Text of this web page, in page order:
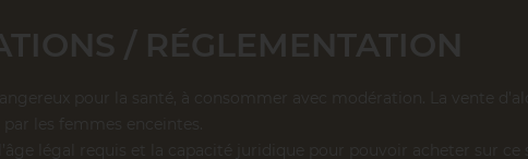
/ RÉGLEMENTATION